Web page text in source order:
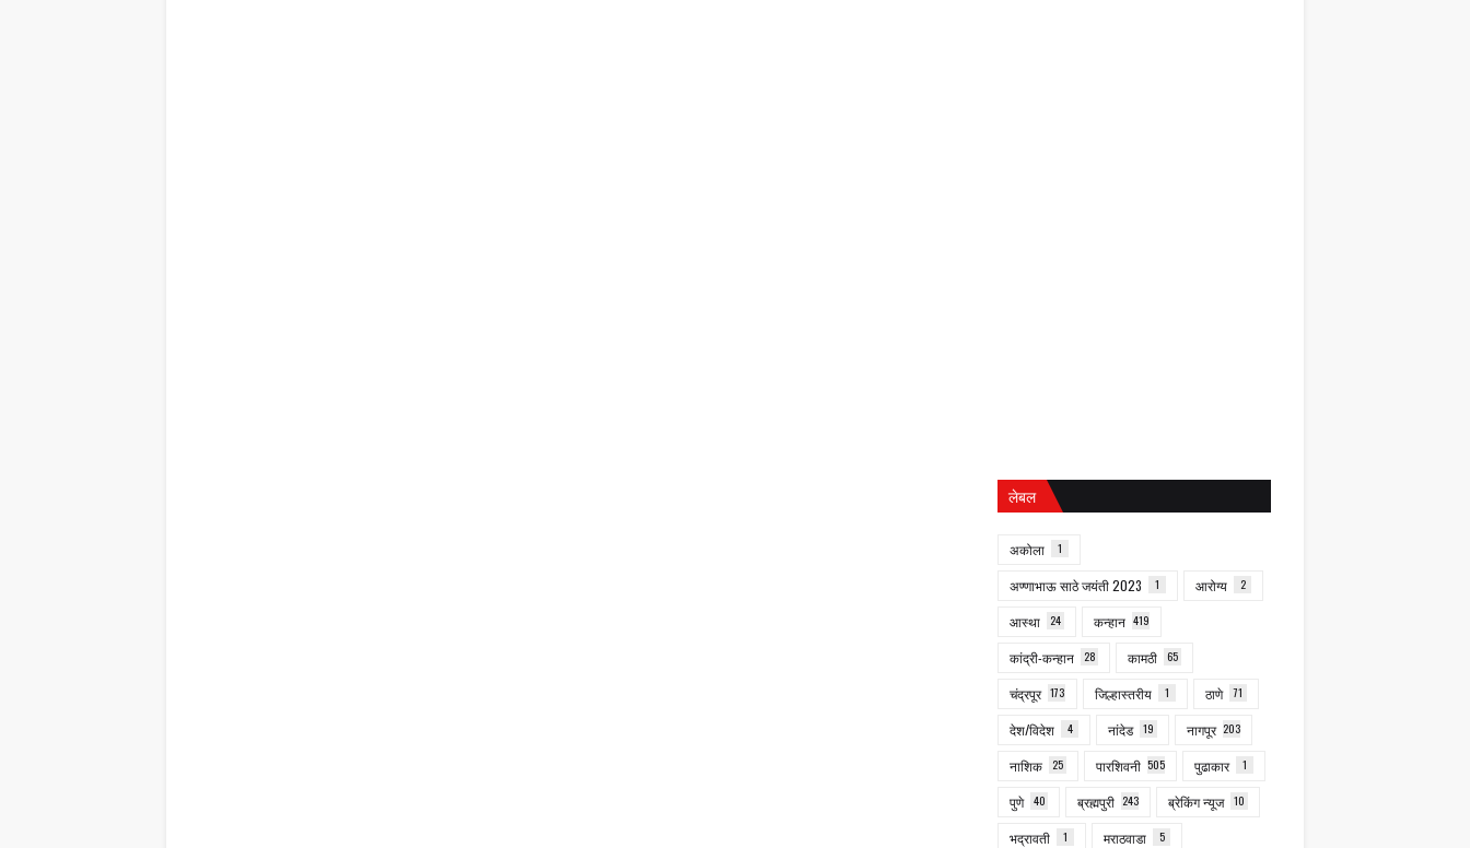
लेबल
अकोला 1
अण्णाभाऊ साठे जयंती 2023 1 आरोग्य 2
आस्था 24 कन्हान 419
कांद्री-कन्हान 28 कामठी 65
चंद्रपूर 173 जिल्हास्तरीय 1 ठाणे 71
देश/विदेश 4 नांदेड 19 नागपूर 203
नाशिक 25 पारशिवनी 505 पुढाकार 1
पुणे 40 ब्रह्मपुरी 243 ब्रेकिंग न्यूज 10
भद्रावती 1 मराठवाडा 5